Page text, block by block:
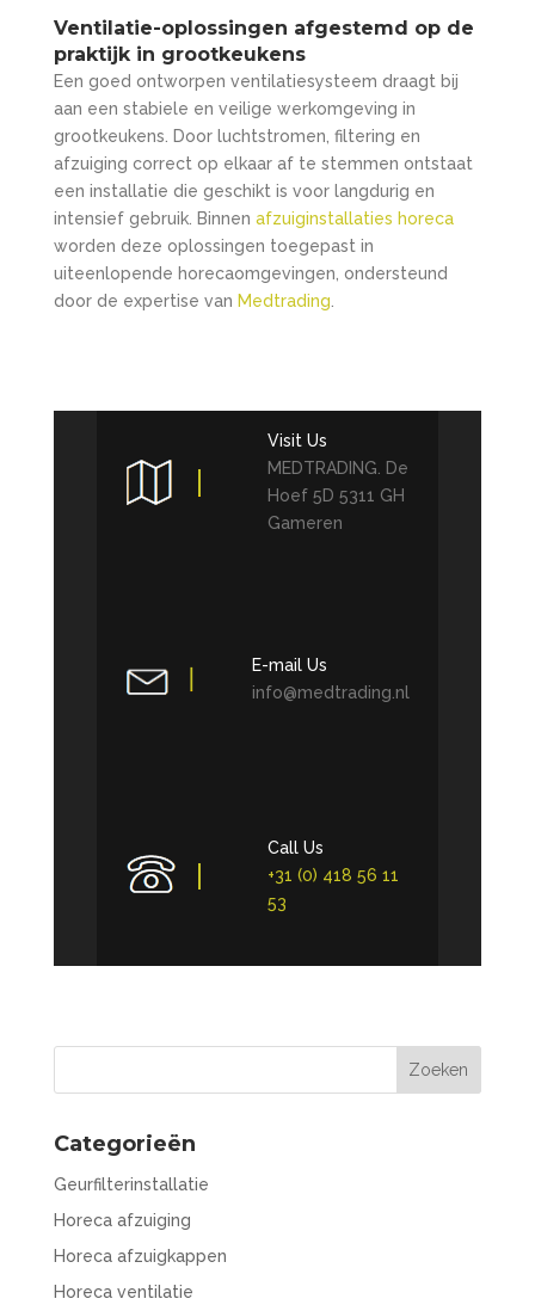
Ventilatie-oplossingen afgestemd op de
praktijk in grootkeukens
Een goed ontworpen ventilatiesysteem draagt bij
aan een stabiele en veilige werkomgeving in
grootkeukens. Door luchtstromen, filtering en
afzuiging correct op elkaar af te stemmen ontstaat
een installatie die geschikt is voor langdurig en
intensief gebruik. Binnen afzuiginstallaties horeca
worden deze oplossingen toegepast in
uiteenlopende horecaomgevingen, ondersteund
door de expertise van Medtrading
Visit Us
MEDTRADING. De
Hoef 5D 5311 GH
Gameren
E-mail Us
info@medtrading.nl
Call Us
+31 (0) 418 56 11
53
Categorieën
Geurfilterinstallatie
Horeca afzuiging
Horeca afzuigkappen
Horeca ventilatie